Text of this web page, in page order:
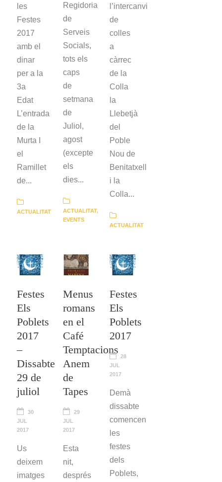
les
Festes
2017
amb el
dinar
per a la
3a
Edat
L’entrada
de la
Murta I
el
Ramillet
de...
ACTUALITAT
Regidoria
de
Serveis
Socials,
tots els
caps
de
setmana
de
Juliol,
agost
(excepte
els
dies...
ACTUALITAT,
EVENTS
l’intercanvi
de
colles
a
càrrec
de la
Colla
la
Llebetjà
del
Poble
Nou de
Benitatxell
i la
Colla...
ACTUALITAT
Festes
Els
Poblets
2017
–
Dissabte
29 de
juliol
30
JUL
2017
Us
deixem
imatges
Menus
romans
en el
Café
Temptacions
Anem
de
Tapes
29
JUL
2017
Esta
nit,
després
Festes
Els
Poblets
2017
28
JUL
2017
Demà
dissabte
comencen
les
festes
dels
Poblets,